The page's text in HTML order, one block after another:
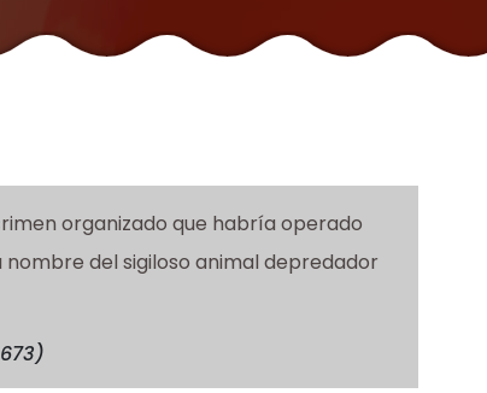
organizado que habría operado
nombre del sigiloso animal depredador